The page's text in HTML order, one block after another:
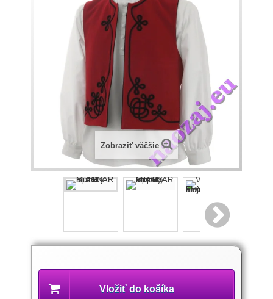
Zobraziť väčšie
Vložiť do košíka
produktu